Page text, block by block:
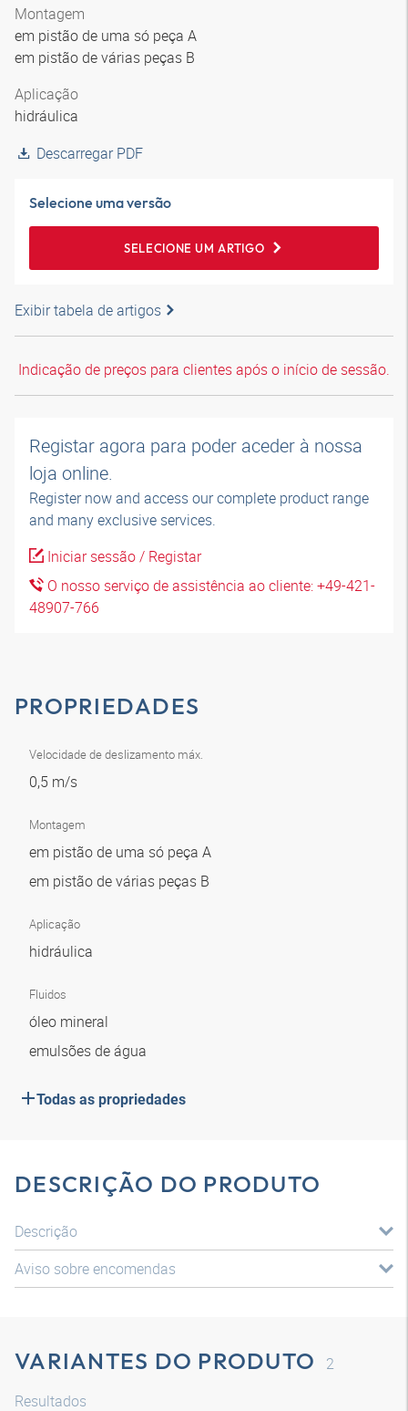
Montagem
em pistão de uma só peça A
em pistão de várias peças B
Aplicação
hidráulica
Descarregar PDF
Selecione uma versão
SELECIONE UM ARTIGO
Exibir tabela de artigos
Indicação de preços para clientes após o início de sessão.
Registar agora para poder aceder à nossa
loja online.
Register now and access our complete product range
and many exclusive services.
Iniciar sessão / Registar
O nosso serviço de assistência ao cliente: +49-421-
48907-766
PROPRIEDADES
Velocidade de deslizamento máx.
0,5 m/s
Montagem
em pistão de uma só peça A
em pistão de várias peças B
Aplicação
hidráulica
Fluidos
óleo mineral
emulsões de água
Todas as propriedades
DESCRIÇÃO DO PRODUTO
Descrição
Aviso sobre encomendas
VARIANTES DO PRODUTO
2
Resultados